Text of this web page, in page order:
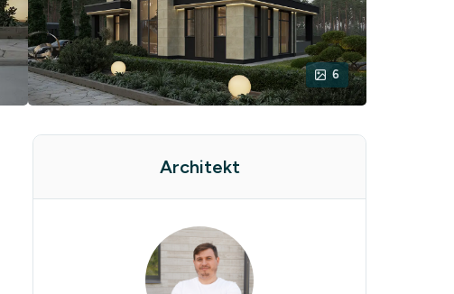
6
Architekt